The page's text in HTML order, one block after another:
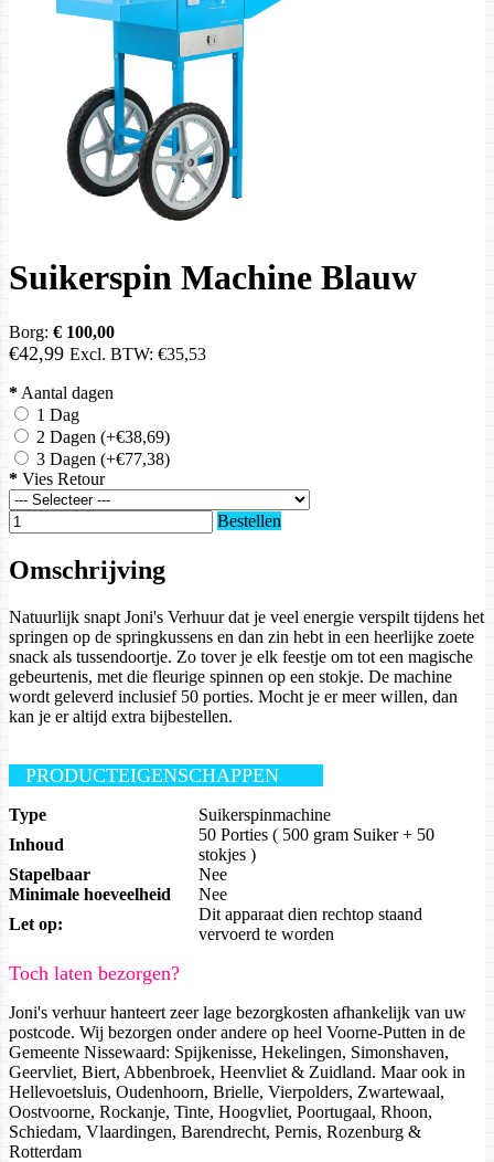
Suikerspin Machine Blauw
Borg: € 100,00
€42,99 Excl. BTW: €35,53
* Aantal dagen
1 Dag
2 Dagen (+€38,69)
3 Dagen (+€77,38)
* Vies Retour
Bestellen
Omschrijving
Natuurlijk snapt Joni's Verhuur dat je veel energie verspilt tijdens het
springen op de springkussens en dan zin hebt in een heerlijke zoete
snack als tussendoortje. Zo tover je elk feestje om tot een magische
gebeurtenis, met die fleurige spinnen op een stokje. De machine
wordt geleverd inclusief 50 porties. Mocht je er meer willen, dan
kan je er altijd extra bijbestellen.
PRODUCTEIGENSCHAPPEN
Type
Suikerspinmachine
Inhoud
50 Porties ( 500 gram Suiker + 50
stokjes )
Stapelbaar
Nee
Minimale hoeveelheid
Nee
Let op:
Dit apparaat dien rechtop staand
vervoerd te worden
Toch laten bezorgen?
Joni's verhuur hanteert zeer lage bezorgkosten afhankelijk van uw
postcode. Wij bezorgen onder andere op heel Voorne-Putten in de
Gemeente Nissewaard: Spijkenisse, Hekelingen, Simonshaven,
Geervliet, Biert, Abbenbroek, Heenvliet & Zuidland. Maar ook in
Hellevoetsluis, Oudenhoorn, Brielle, Vierpolders, Zwartewaal,
Oostvoorne, Rockanje, Tinte, Hoogvliet, Poortugaal, Rhoon,
Schiedam, Vlaardingen, Barendrecht, Pernis, Rozenburg &
Rotterdam